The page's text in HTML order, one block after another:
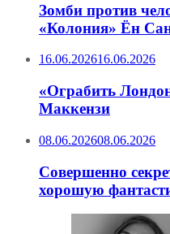
Зомби против
«Колония» Ён
16.06.202616.06.2026
«Ограбить
Маккензи
08.06.202608.06.2026
Совершенно
хорошую